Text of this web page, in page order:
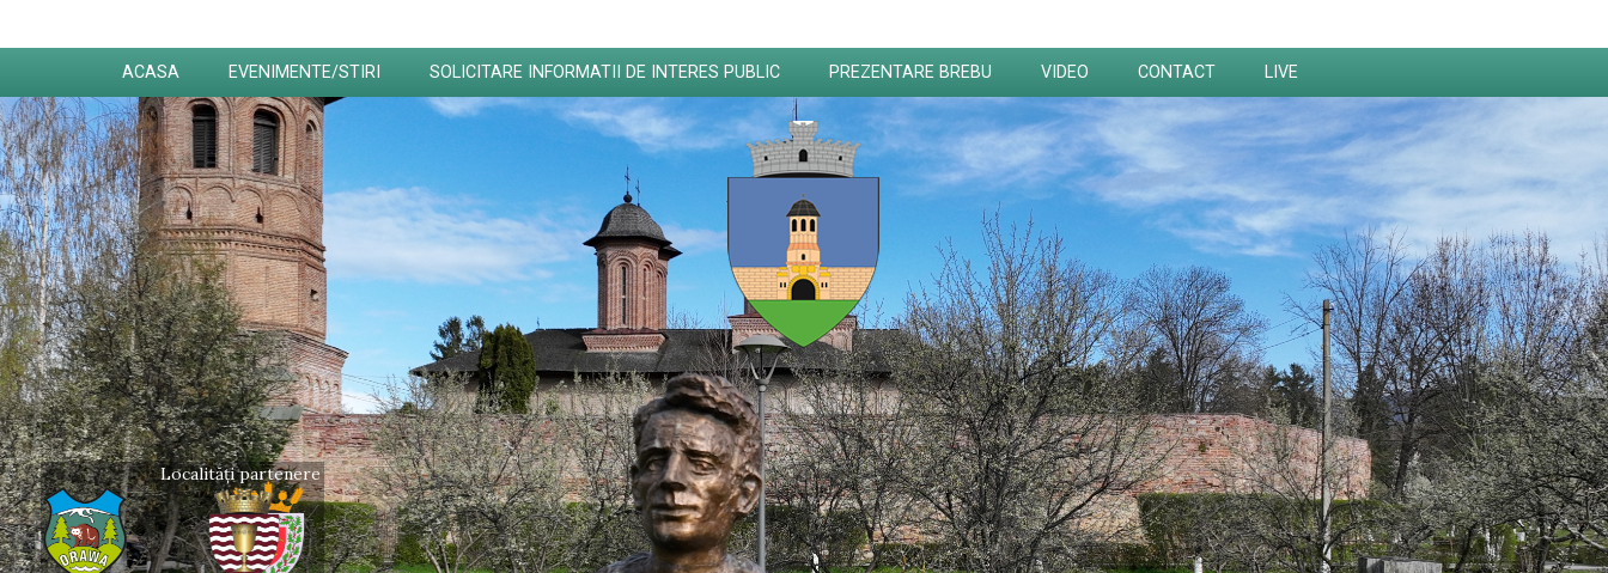
ACASA EVENIMENTE/STIRI SOLICITARE INFORMATII DE INTERES PUBLIC PREZENTARE BREBU VIDEO CONTACT LIVE
Localități partenere